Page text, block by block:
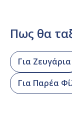
Πως θα
Για Ζευγάρια
Για Παρέα